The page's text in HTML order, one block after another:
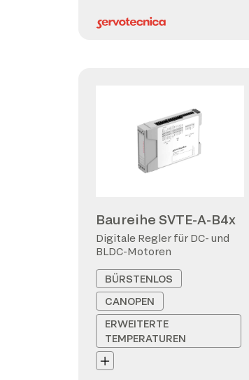
Baureihe SVTE-A-B4x
Digitale Regler für DC- und
BLDC-Motoren
BÜRSTENLOS
CANOPEN
ERWEITERTE
TEMPERATUREN